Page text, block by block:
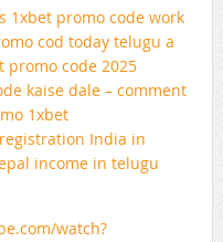
1xbet promo code work
cod today telugu a
code 2025
kaise dale – comment
1xbet
India in
income in telugu
watch?